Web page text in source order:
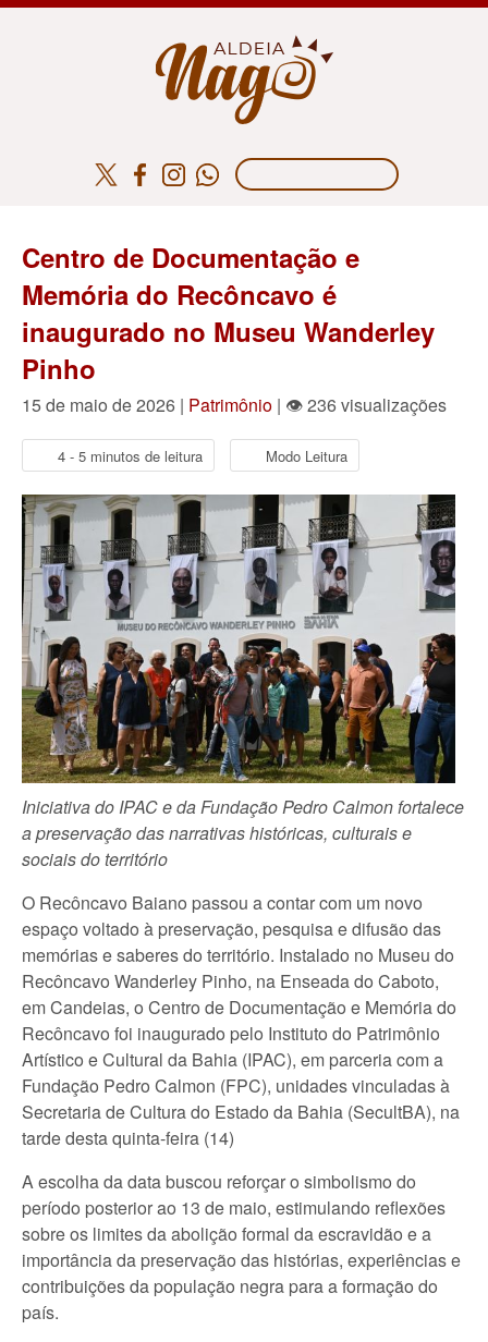
Centro de Documentação e
Memória do Recôncavo é
inaugurado no Museu Wanderley
Pinho
15 de maio de 2026 | Patrimônio | 👁 236 visualizações
4 - 5 minutos de leitura Modo Leitura
Iniciativa do IPAC e da Fundação Pedro Calmon fortalece
a preservação das narrativas históricas, culturais e
sociais do território
O Recôncavo Baiano passou a contar com um novo
espaço voltado à preservação, pesquisa e difusão das
memórias e saberes do território. Instalado no Museu do
Recôncavo Wanderley Pinho, na Enseada do Caboto,
em Candeias, o Centro de Documentação e Memória do
Recôncavo foi inaugurado pelo Instituto do Patrimônio
Artístico e Cultural da Bahia (IPAC), em parceria com a
Fundação Pedro Calmon (FPC), unidades vinculadas à
Secretaria de Cultura do Estado da Bahia (SecultBA), na
tarde desta quinta-feira (14)
A escolha da data buscou reforçar o simbolismo do
período posterior ao 13 de maio, estimulando reflexões
sobre os limites da abolição formal da escravidão e a
importância da preservação das histórias, experiências e
contribuições da população negra para a formação do
país.